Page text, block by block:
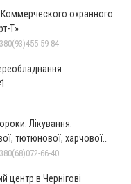
охранного
Т»
59-84
Лікування:
тютюнової, харчової
т
66-40
центр в Чернігові